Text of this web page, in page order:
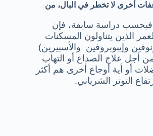
أخرى لا تخطر في البال، من
فبحسب دراسة سابقة، فإن
الذين يتناولون المسكنات
وإيبوبروفين والأسبيرين)
أجل علاج الصداع أو التهاب
أو أية أوجاع أخرى هم أكثر
التوتر الشرياني.